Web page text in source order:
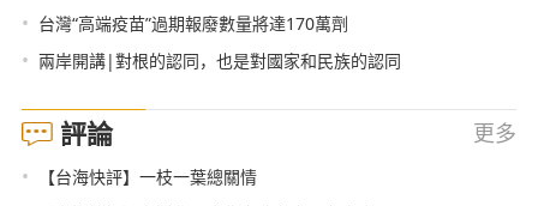
• 台灣“高端疫苗”過期報廢數量將達170萬劑
• 兩岸開講|對根的認同，也是對國家和民族的認同
評論 更多
• 【台海快評】一枝一葉總關情